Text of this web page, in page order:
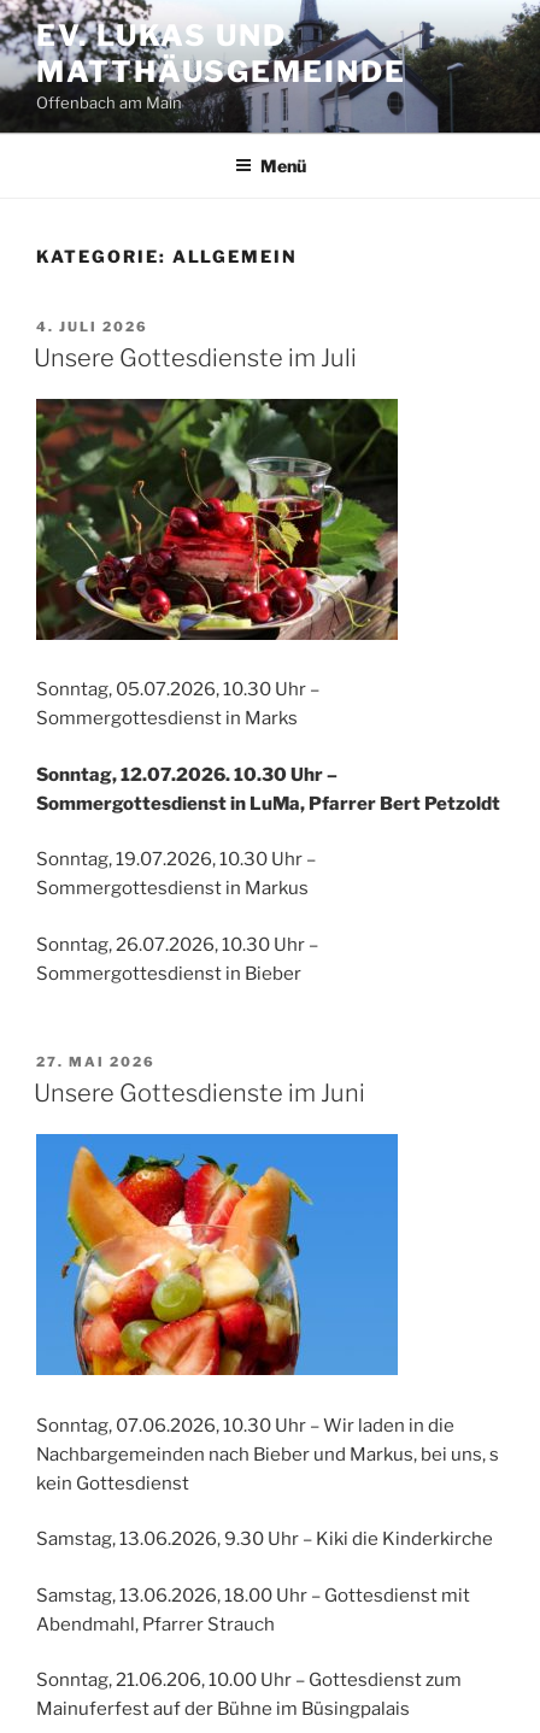
Zum
Inhalt
springen
EV. LUKAS UND
MATTHÄUSGEMEINDE
Offenbach am Main
Menü
KATEGORIE: ALLGEMEIN
VERÖFFENTLICHT
AM
4. JULI 2026
Unsere Gottesdienste im Juli
Sonntag, 05.07.2026, 10.30 Uhr –
Sommergottesdienst in Marks
Sonntag, 12.07.2026. 10.30 Uhr –
Sommergottesdienst in LuMa, Pfarrer Bert Petzoldt
Sonntag, 19.07.2026, 10.30 Uhr –
Sommergottesdienst in Markus
Sonntag, 26.07.2026, 10.30 Uhr –
Sommergottesdienst in Bieber
VERÖFFENTLICHT
AM
27. MAI 2026
Unsere Gottesdienste im Juni
Sonntag, 07.06.2026, 10.30 Uhr – Wir laden in die
Nachbargemeinden nach Bieber und Markus, bei uns, s
kein Gottesdienst
Samstag, 13.06.2026, 9.30 Uhr – Kiki die Kinderkirche
Samstag, 13.06.2026, 18.00 Uhr – Gottesdienst mit
Abendmahl, Pfarrer Strauch
Sonntag, 21.06.206, 10.00 Uhr – Gottesdienst zum
Mainuferfest auf der Bühne im Büsingpalais